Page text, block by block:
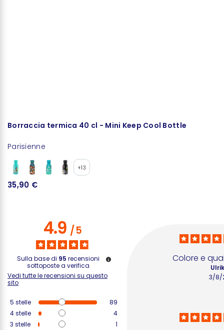
Borraccia termica 40 cl - Mini Keep Cool Bottle
Parisienne
+13
35,90 €
4.9/5
Sulla base di 95 recensioni
sottoposte a verifica
Vedi tutte le recensioni su questo
sito
5 stelle
89
4stelle
4
3 stelle
1
Colore e
3/8/